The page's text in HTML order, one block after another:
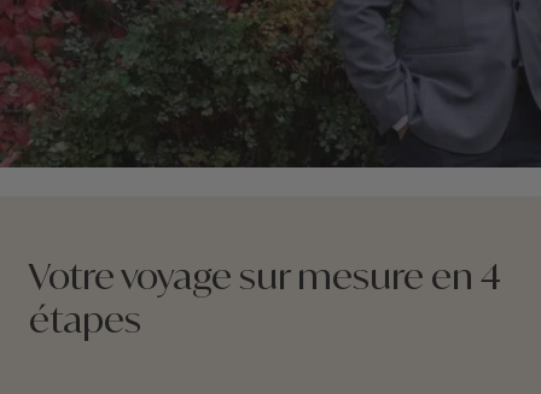
Votre voyage sur mesure en 4
étapes